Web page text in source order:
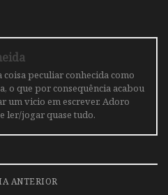
coisa peculiar conhecida como
o que por consequência acabou
um vicio em escrever. Adoro
ler/jogar quase tudo.
ANTERIOR